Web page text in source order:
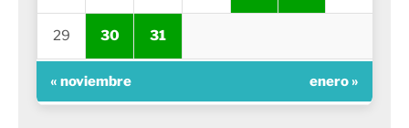
29 30 31
« noviembre enero »